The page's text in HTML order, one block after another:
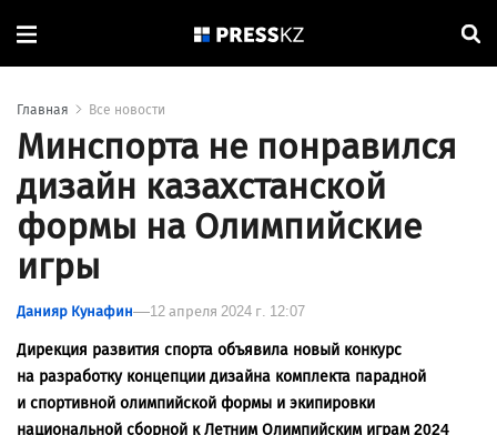
Главная Все новости
Минспорта не понравился
дизайн казахстанской
формы на Олимпийские
игры
Данияр Кунафин 12 апреля 2024 г. 12:07
Дирекция развития спорта объявила новый конкурс
на разработку концепции дизайна комплекта парадной
и спортивной олимпийской формы и экипировки
национальной сборной к Летним Олимпийским играм 2024